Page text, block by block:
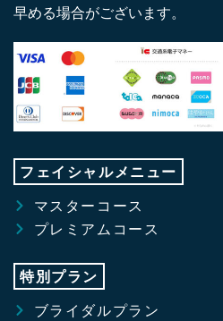
早める場合がございます。
フェイシャルメニュー
マスターコース
プレミアムコース
特別プラン
ブライダルプラン